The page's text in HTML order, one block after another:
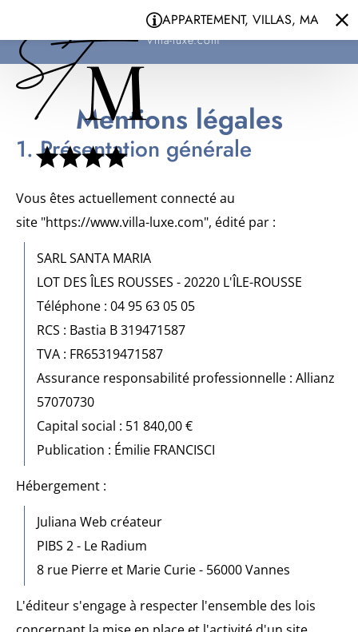
APPARTEMENT, VILLAS, MAISONS -
Santa Maria
Villa-luxe.com
Mentions légales
1. Présentation générale
Vous êtes actuellement connecté au
site "https://www.villa-luxe.com", édité par :
SARL SANTA MARIA
LOT DES ÎLES ROUSSES - 20220 L'ÎLE-ROUSSE
Téléphone : 04 95 63 05 05
RCS : Bastia B 319471587
TVA : FR65319471587
Assurance responsabilité professionnelle : Allianz
57070730
Capital social : 51 840,00 €
Publication : Émilie FRANCISCI
Hébergement :
Juliana Web créateur
PIBS 2 - Le Radium
8 rue Pierre et Marie Curie - 56000 Vannes
L'éditeur s'engage à respecter l'ensemble des lois
Panneau de gestion des cookies